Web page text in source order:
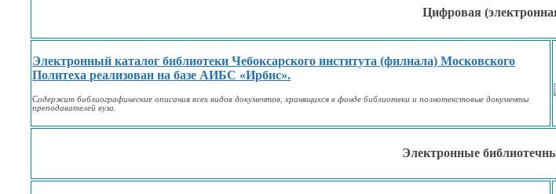
Цифровая
Электронный каталог библиотеки Чебоксарского института (филиала) Московского
Политеха реализован на базе АИБС «Ирбис».
Содержит библиографические описания всех видов документов, хранящихся в фонде библиотеки и полнотекстовые документы
преподавателей вуза.
Электронные